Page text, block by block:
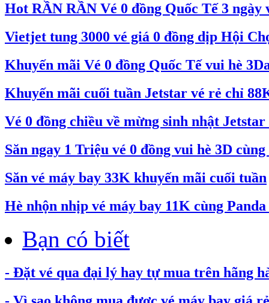
Hot RẦN RẦN Vé 0 đồng Quốc Tế 3 ngày
Vietjet tung 3000 vé giá 0 đồng dịp Hội
Khuyến mãi Vé 0 đồng Quốc Tế vui hè
Khuyến mãi cuối tuần Jetstar vé rẻ chỉ
Vé 0 đồng chiều về mừng sinh nhật
Săn ngay 1 Triệu vé 0 đồng vui hè 3D
Săn vé máy bay 33K khuyến mãi cuối tuần
Hè nhộn nhịp vé máy bay 11K cùng
Bạn có biết
- Đặt vé qua đại lý hay tự mua trên hãng